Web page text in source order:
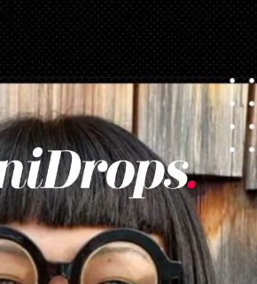
https://danidrops.com.br/it/taglio-di-capelli-con-la-frangetta/